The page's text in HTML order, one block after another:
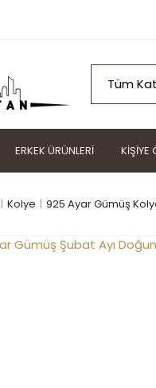
ERKEK ÜRÜNLERI KIŞIYE
Kolye 925 Ayar Gümüş